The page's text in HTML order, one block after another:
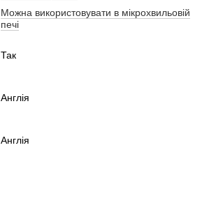
Можна використовувати в мікрохвильовій
печі
Так
Англія
Англія